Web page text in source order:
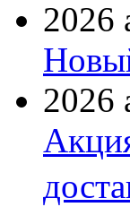
2026
2026